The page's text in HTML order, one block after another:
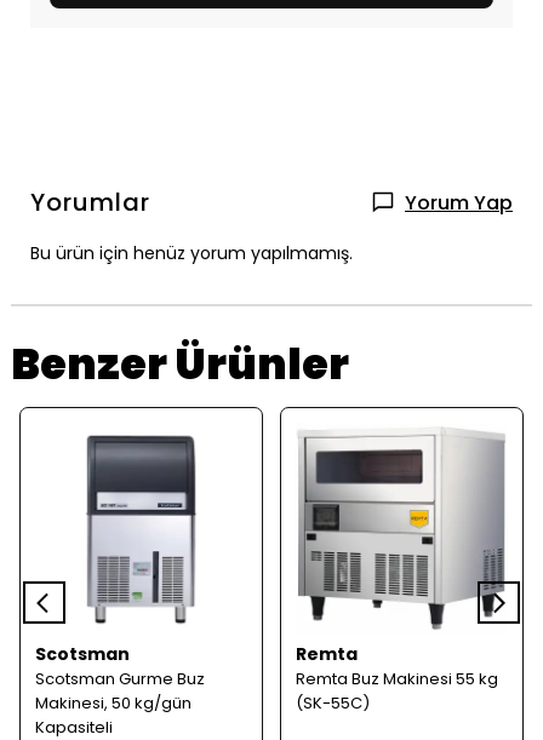
Yorumlar Yorum Yap
Bu ürün için henüz yorum yapılmamış.
Benzer Ürünler
Scotsman
Scotsman Gurme Buz
Makinesi, 50 kg/gün
Kapasiteli
Remta
Remta Buz Makinesi 55 kg
(SK-55C)